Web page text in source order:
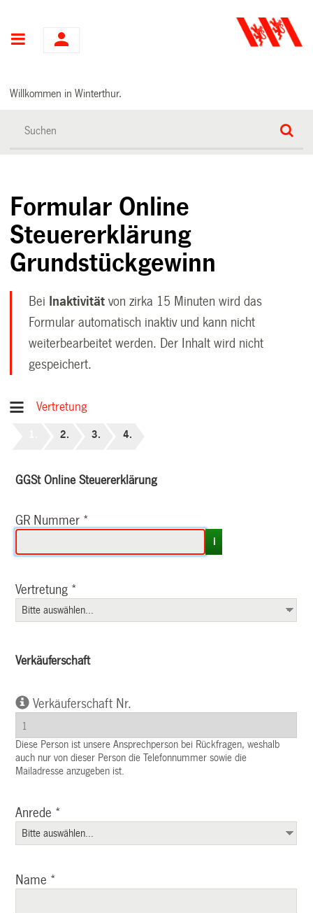
Hauptnavigation
Willkommen in Winterthur.
Formular Online
Steuererklärung
Grundstückgewinn
Bei Inaktivität von zirka 15 Minuten wird das
Formular automatisch inaktiv und kann nicht
weiterbearbeitet werden. Der Inhalt wird nicht
gespeichert.